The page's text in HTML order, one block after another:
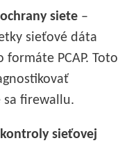
siete –
sieťové dáta
PCAP. Toto
firewallu.
sieťovej